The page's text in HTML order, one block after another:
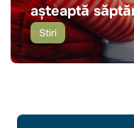
așteaptă
Stiri